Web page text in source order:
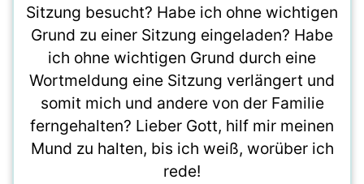
Sitzung besucht? Habe ich ohne wichtigen
Grund zu einer Sitzung eingeladen? Habe
ich ohne wichtigen Grund durch eine
Wortmeldung eine Sitzung verlängert und
somit mich und andere von der Familie
ferngehalten? Lieber Gott, hilf mir meinen
Mund zu halten, bis ich weiß, worüber ich
rede!